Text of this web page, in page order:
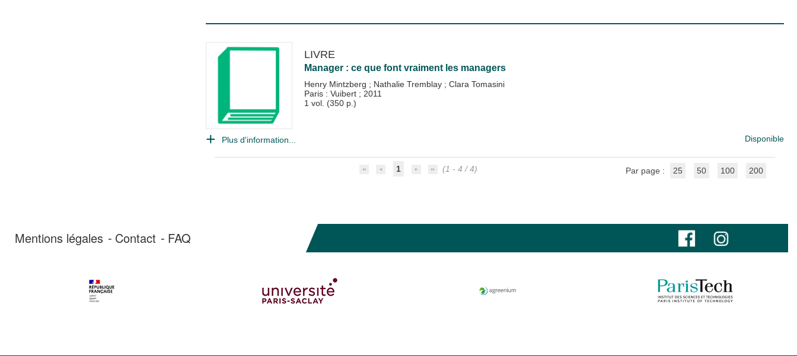
LIVRE
Manager : ce que font vraiment les managers
Henry Mintzberg ; Nathalie Tremblay ; Clara Tomasini
Paris : Vuibert ; 2011
1 vol. (350 p.)
Plus d'information... Disponible
1 (1 - 4 / 4) Par page : 25 50 100 200
Mentions légales Contact FAQ